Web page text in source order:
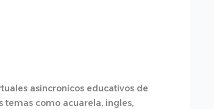
asincronicos educativos de
temas como acuarela, ingles,